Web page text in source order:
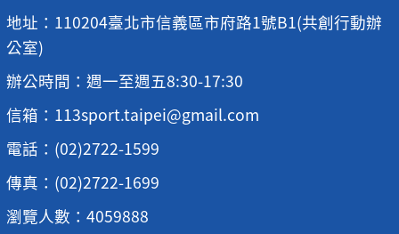
地址：110204臺北市信義區市府路1號B1(共創行動辦
公室)
辦公時間：週一至週五8:30-17:30
信箱：113sport.taipei@gmail.com
電話：(02)2722-1599
傳真：(02)2722-1699
瀏覽人數：4059888